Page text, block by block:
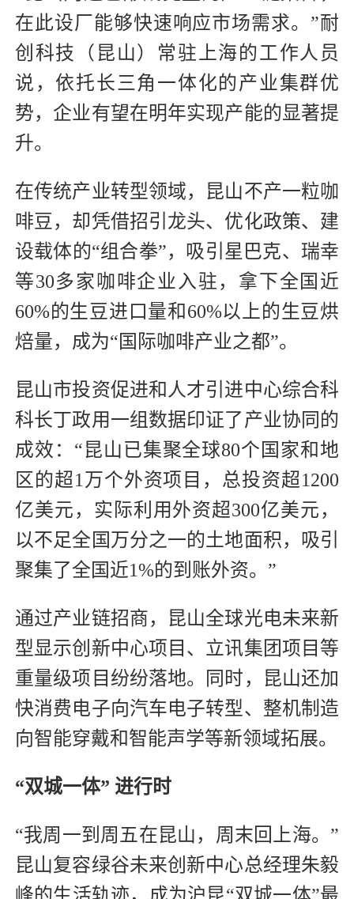
在此设厂能够快速响应市场需求。”耐
创科技（昆山）常驻上海的工作人员
说，依托长三角一体化的产业集群优
势，企业有望在明年实现产能的显著提
升。
在传统产业转型领域，昆山不产一粒咖
啡豆，却凭借招引龙头、优化政策、建
设载体的“组合拳”，吸引星巴克、瑞幸
等30多家咖啡企业入驻，拿下全国近
60%的生豆进口量和60%以上的生豆烘
焙量，成为“国际咖啡产业之都”。
昆山市投资促进和人才引进中心综合科
科长丁政用一组数据印证了产业协同的
成效：“昆山已集聚全球80个国家和地
区的超1万个外资项目，总投资超1200
亿美元，实际利用外资超300亿美元，
以不足全国万分之一的土地面积，吸引
聚集了全国近1%的到账外资。”
通过产业链招商，昆山全球光电未来新
型显示创新中心项目、立讯集团项目等
重量级项目纷纷落地。同时，昆山还加
快消费电子向汽车电子转型、整机制造
向智能穿戴和智能声学等新领域拓展。
“双城一体” 进行时
“我周一到周五在昆山，周末回上海。”
昆山复容绿谷未来创新中心总经理朱毅
峰的生活轨迹，成为沪昆“双城一体”最